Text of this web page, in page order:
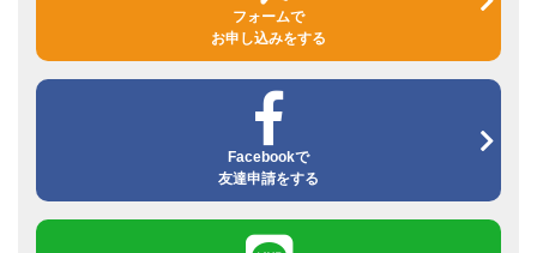
フォームで
お申し込みをする
Facebookで
友達申請をする